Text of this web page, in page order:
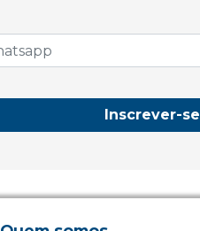
Inscrever-se